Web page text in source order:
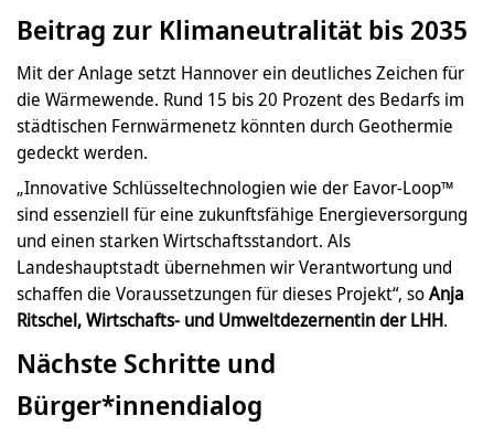
Beitrag zur Klimaneutralität bis 2035
Mit der Anlage setzt Hannover ein deutliches Zeichen für
die Wärmewende. Rund 15 bis 20 Prozent des Bedarfs im
städtischen Fernwärmenetz könnten durch Geothermie
gedeckt werden.
„Innovative Schlüsseltechnologien wie der Eavor-Loop™
sind essenziell für eine zukunftsfähige Energieversorgung
und einen starken Wirtschaftsstandort. Als
Landeshauptstadt übernehmen wir Verantwortung und
schaffen die Voraussetzungen für dieses Projekt“, soAnja
Ritschel, Wirtschafts- und Umweltdezernentin der LHH.
Nächste Schritte und
Bürger*innendialog